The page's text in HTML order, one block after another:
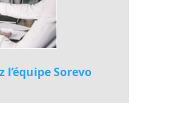
l’équipe Sorevo